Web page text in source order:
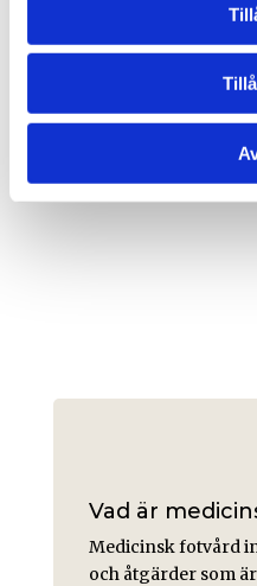
Vad är
Medicinsk fotvård
och åtgärder som